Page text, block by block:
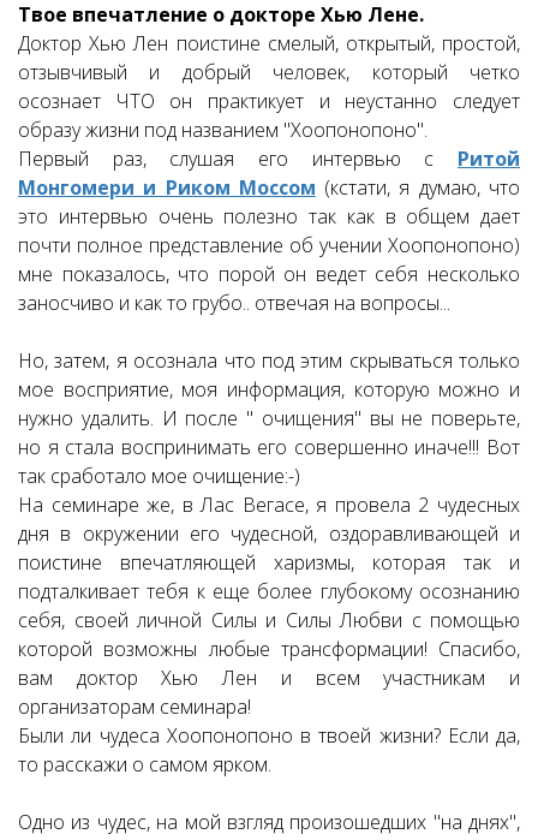
Твое впечатление о докторе Хью Лене.
Доктор Хью Лен поистине смелый, открытый, простой,
отзывчивый и добрый человек, который четко
осознает ЧТО он практикует и неустанно следует
образу жизни под названием "Хоопонопоно".
Первый раз, слушая его интервью с Ритой
Монгомери и Риком Моссом (кстати, я думаю, что
это интервью очень полезно так как в общем дает
почти полное представление об учении Хоопонопоно)
мне показалось, что порой он ведет себя несколько
заносчиво и как то грубо.. отвечая на вопросы...
Но, затем, я осознала что под этим скрываться только
мое восприятие, моя информация, которую можно и
нужно удалить. И после " очищения" вы не поверьте,
но я стала воспринимать его совершенно иначе!!! Вот
так сработало мое очищение:-)
На семинаре же, в Лас Вегасе, я провела 2 чудесных
дня в окружении его чудесной, оздоравливающей и
поистине впечатляющей харизмы, которая так и
подталкивает тебя к еще более глубокому осознанию
себя, своей личной Силы и Силы Любви с помощью
которой возможны любые трансформации! Спасибо,
вам доктор Хью Лен и всем участникам и
организаторам семинара!
Были ли чудеса Хоопонопоно в твоей жизни? Если да,
то расскажи о самом ярком.
Одно из чудес, на мой взгляд произошедших "на днях",